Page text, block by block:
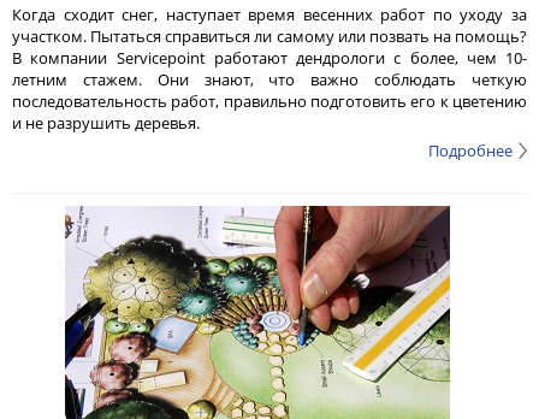
Когда сходит снег, наступает время весенних работ по уходу за
участком. Пытаться справиться ли самому или позвать на помощь?
В компании Servicepoint работают дендрологи с более, чем 10-
летним стажем. Они знают, что важно соблюдать четкую
последовательность работ, правильно подготовить его к цветению
и не разрушить деревья.
Подробнее